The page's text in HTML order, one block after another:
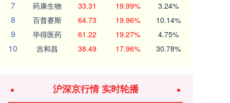
7 药康生物 33.31 19.99% 3.24%
8 百普赛斯 64.73 19.96% 10.14%
9 毕得医药 61.22 19.27% 4.75%
10 吉和昌 38.49 17.96% 30.78%
沪深京行情 实时轮播